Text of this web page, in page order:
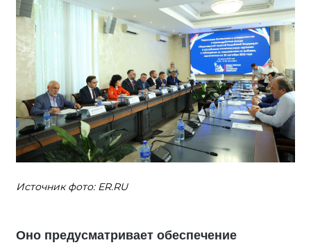
Источник фото: ER.RU
Оно предусматривает обеспечение